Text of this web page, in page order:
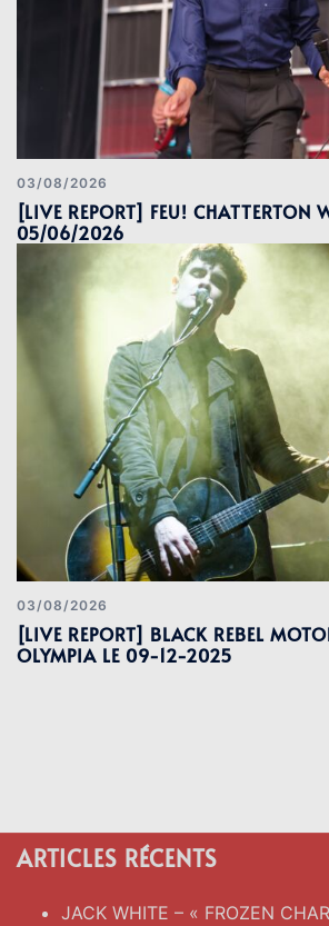
03/08/2026
[LIVE REPORT] FEU! CHATTERTON
05/06/2026
03/08/2026
[LIVE REPORT] BLACK REBEL
OLYMPIA LE 09-12-2025
ARTICLES RÉCENTS
JACK WHITE – « FROZEN